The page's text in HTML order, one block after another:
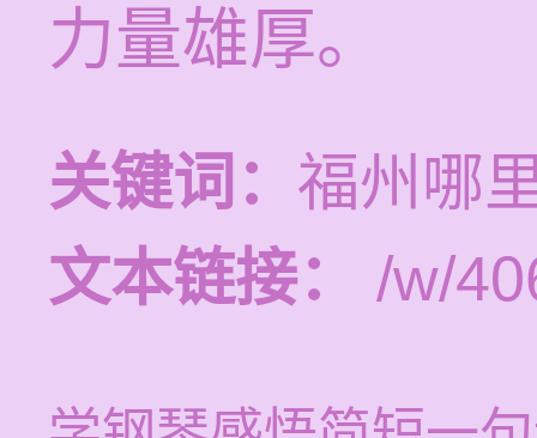
力量雄厚。
关键词： 福州哪
文本链接：
/w/